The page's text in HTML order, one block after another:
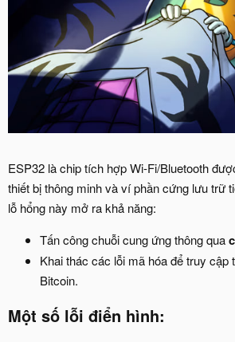
ESP32 là chip tích hợp Wi-Fi/Bluetooth
thiết bị thông minh và ví phần cứng lưu trữ
lỗ hổng này mở ra khả năng:
Tấn công chuỗi cung ứng thông qua
Khai thác các lỗi mã hóa để truy cập
Bitcoin.
Một số lỗi điển hình:​